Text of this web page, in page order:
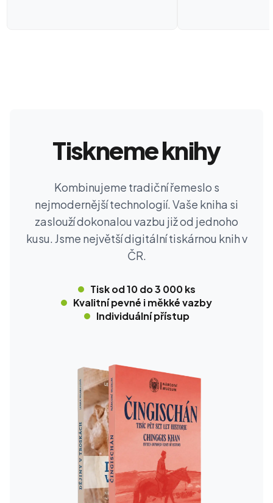
Tiskneme knihy
Kombinujeme tradiční řemeslo s
nejmodernější technologií. Vaše kniha si
zaslouží dokonalou vazbu již od jednoho
kusu. Jsme největší digitální tiskárnou knih v
ČR.
Tisk od 10 do 3 000 ks
Kvalitní pevné i měkké vazby
Individuální přístup